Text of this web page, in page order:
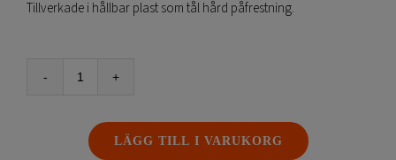
Tillverkade i hållbar plast som tål hård påfrestning.
Travare
Löpare
mängdLÄGG TILL I VARUKORG